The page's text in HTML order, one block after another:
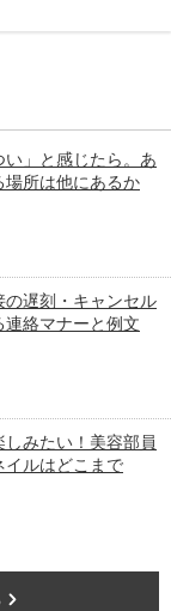
い」と感じたら。あ
場所は他にあるか
の遅刻・キャンセル
絡マナーと例文
みたい！美容部員
イルはどこまで